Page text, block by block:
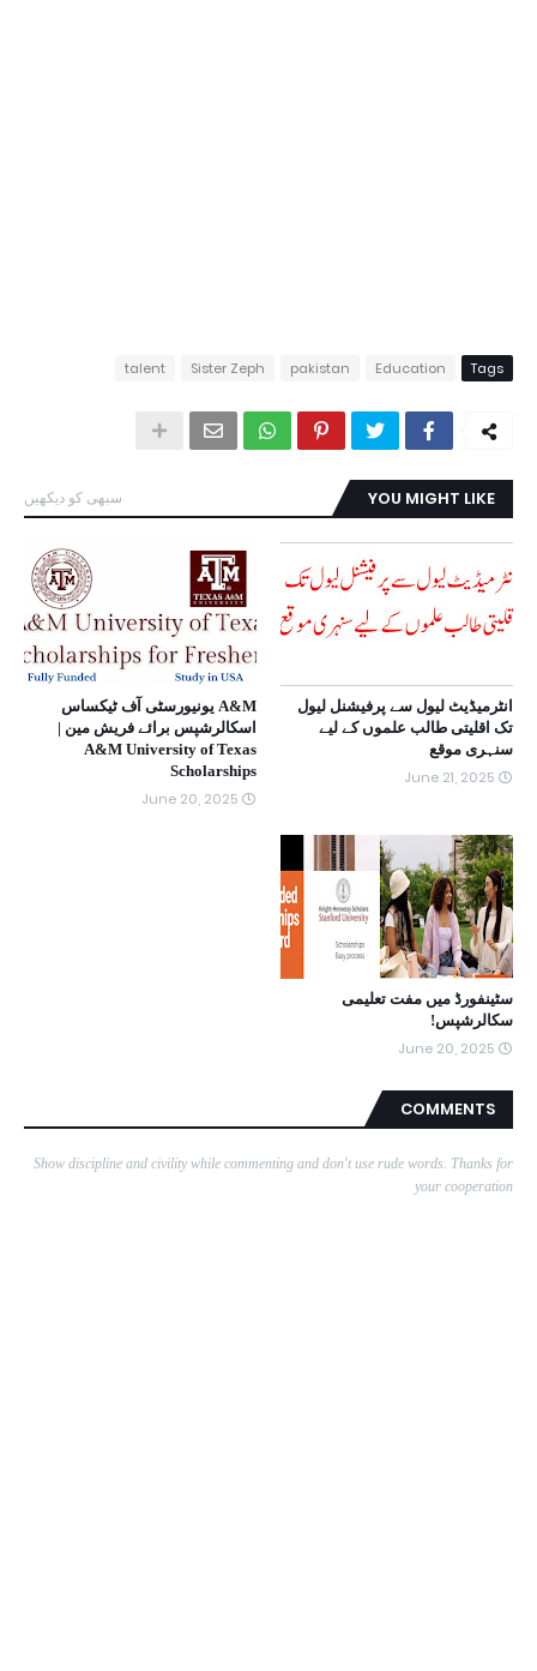
Tags
Education
pakistan
Sister Zeph
talent
YOU MIGHT LIKE سبھی کو دیکھیں
انٹرمیڈیٹ لیول سے پرفیشنل لیول
تک اقلیتی طالب علموں کے لیے
سنہری موقع
June 21, 2025
A&M یونیورسٹی آف ٹیکساس
اسکالرشپس برائے فریش مین |
A&M University of Texas
Scholarships
June 20, 2025
سٹینفورڈ میں مفت تعلیمی
سکالرشپس!
June 20, 2025
COMMENTS
Show discipline and civility while commenting and don't use rude words. Thanks for
your cooperation